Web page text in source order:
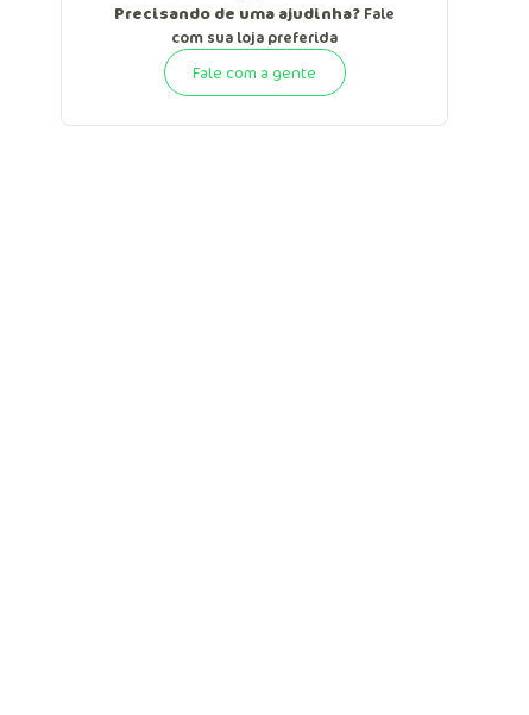
Precisando de uma ajudinha? Fale
com sua loja preferida
Fale com a gente